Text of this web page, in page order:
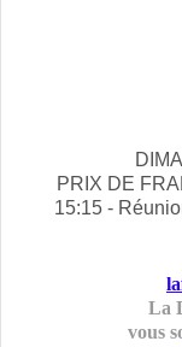
PRIX DE
15:15 -
La
vous